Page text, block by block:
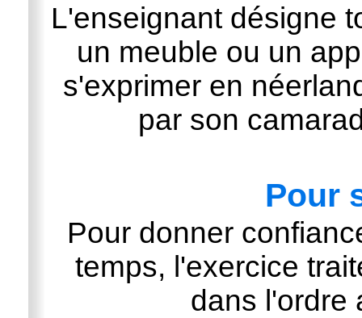
L'enseignant désigne
un meuble ou un
s'exprimer en
par son
Pour
Pour donner
temps, l'exercice
dans l'ordre